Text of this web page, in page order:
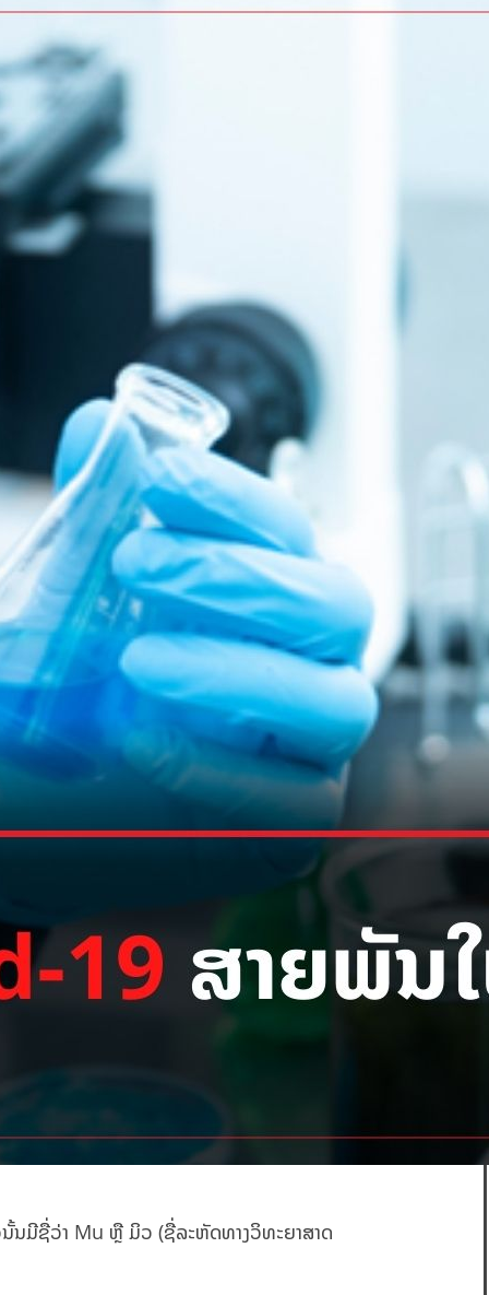
ນັ້ນມີຊື່ວ່າ Mu ຫຼື ມິວ (ຊື່ລະຫັດທາງວິທະຍາສາດ